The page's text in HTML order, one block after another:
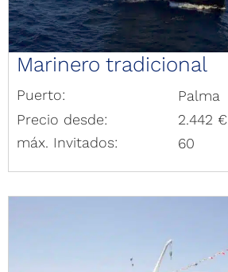
Marinero tradicional
Puerto:
Palma
Precio desde:
2.442 €
máx. Invitados:
60